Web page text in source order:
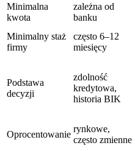
Minimalna
kwota
zależna od
banku
Minimalny staż
firmy
często 6–12
miesięcy
Podstawa
decyzji
zdolność
kredytowa,
historia BIK
Oprocentowanie
rynkowe,
często zmienne